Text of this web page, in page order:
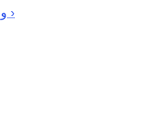
دمج الملفات في ملف PDF واحد ›